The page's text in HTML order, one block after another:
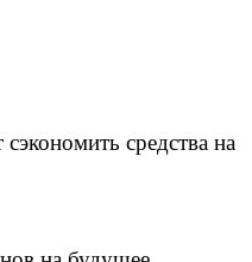
средства на